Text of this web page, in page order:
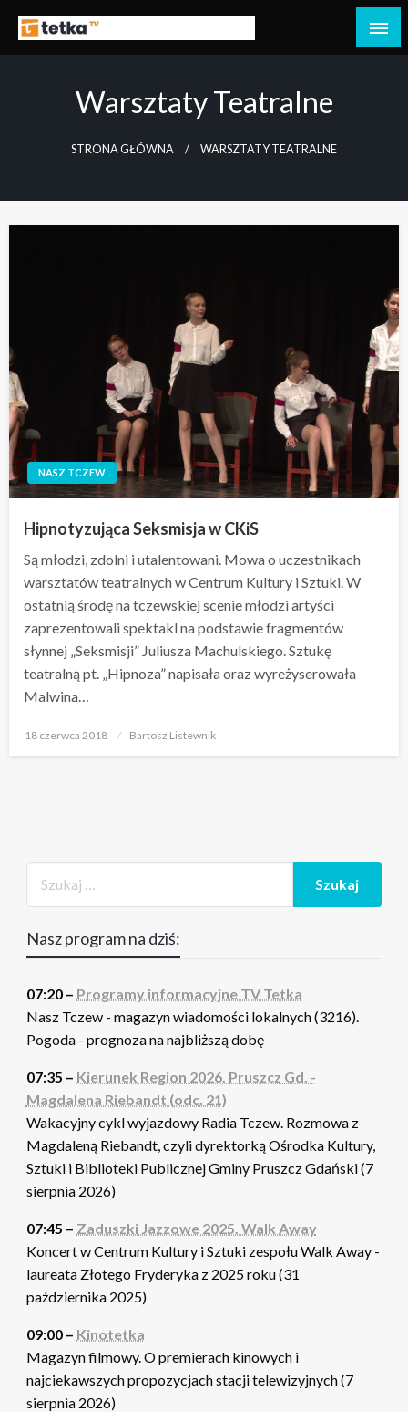
treściTv Tetka Tczew
Tetka Tczew – Twoja lokalna telewizja!
Warsztaty Teatralne
STRONA GŁÓWNA WARSZTATY TEATRALNE
NASZ TCZEW
Hipnotyzująca Seksmisja w CKiS
Są młodzi, zdolni i utalentowani. Mowa o uczestnikach
warsztatów teatralnych w Centrum Kultury i Sztuki. W
ostatnią środę na tczewskiej scenie młodzi artyści
zaprezentowali spektakl na podstawie fragmentów
słynnej „Seksmisji” Juliusza Machulskiego. Sztukę
teatralną pt. „Hipnoza” napisała oraz wyreżyserowała
Malwina…
Opublikowane
18 czerwca 2018 Bartosz Listewnik
Nasz program na dziś:
07:20 – Programy informacyjne TV Tetka
Nasz Tczew - magazyn wiadomości lokalnych (3216).
Pogoda - prognoza na najbliższą dobę
07:35 – Kierunek Region 2026. Pruszcz Gd. -
Magdalena Riebandt (odc. 21)
Wakacyjny cykl wyjazdowy Radia Tczew. Rozmowa z
Magdaleną Riebandt, czyli dyrektorką Ośrodka Kultury,
Sztuki i Biblioteki Publicznej Gminy Pruszcz Gdański (7
sierpnia 2026)
07:45 – Zaduszki Jazzowe 2025. Walk Away
Koncert w Centrum Kultury i Sztuki zespołu Walk Away -
laureata Złotego Fryderyka z 2025 roku (31
października 2025)
09:00 – Kinotetka
Magazyn filmowy. O premierach kinowych i
najciekawszych propozycjach stacji telewizyjnych (7
sierpnia 2026)